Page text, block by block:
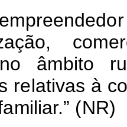
empreendedo
ão, com
no âmbito
relativas à
miliar.” (NR)